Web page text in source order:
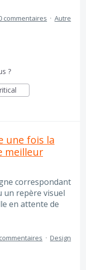
commentaires · Autre
?
une fois la
meilleur
correspondant
un repère visuel
en attente de
· Design